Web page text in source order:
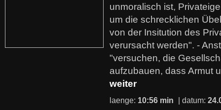
unmoralisch ist,
um die schrecklichen
von der Insitution des
verursacht werden". -
"versuchen, die
aufzubauen, dass Armut
weiter
laenge: 10:56 min | datum: